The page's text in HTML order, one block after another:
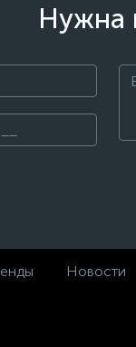
Нужна
Новости